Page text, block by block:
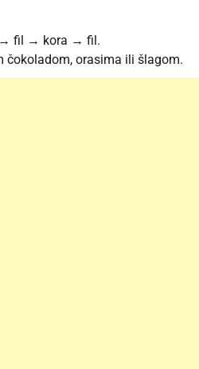
→ fil → kora → fil.
čokoladom, orasima ili šlagom.